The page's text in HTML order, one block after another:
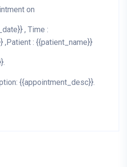
on
, Time :
,Patient : {{patient_name}}
{{appointment_desc}}.